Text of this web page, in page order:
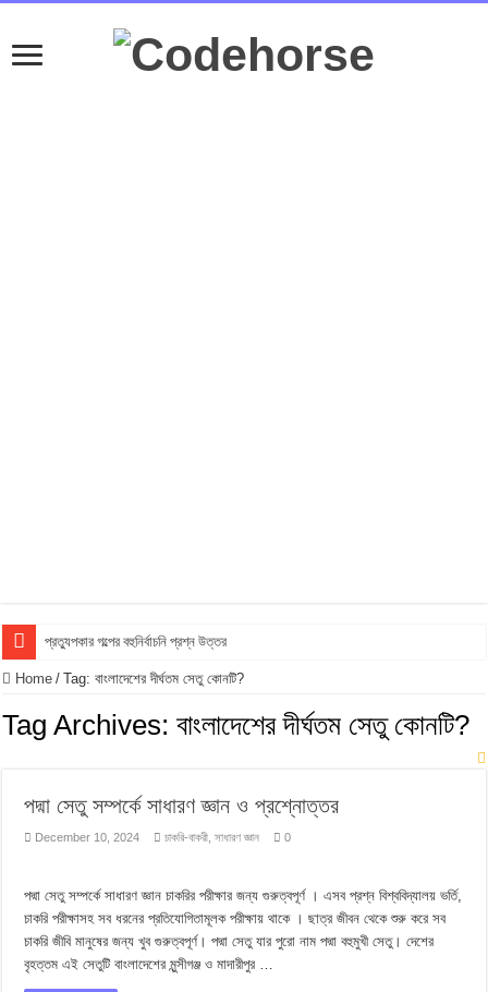
প্রত্যুপকার গল্পের বহুনির্বাচনি প্রশ্ন উত্তর
Top 10 Local Fashion Brands in Bangladesh : Specially for Ladies
সুভা গল্পের অনুধাবনমূলক প্রশ্ন উত্তর
SSC সুভা গল্পের বহুনির্বাচনি প্রশ্ন উত্তর
ফুলের বিবাহ গল্পের জ্ঞানমূলক প্রশ্ন উত্তর
ফুলের বিবাহ গল্পের সৃজনশীল প্রশ্ন উত্তর
SSC ফুলের বিবাহ গল্পের বহুনির্বাচনি প্রশ্ন উত্তর
Home / Tag:বাংলাদেশের দীর্ঘতম সেতু কোনটি?
Tag Archives:বাংলাদেশের দীর্ঘতম সেতু কোনটি?
পদ্মা সেতু সম্পর্কে সাধারণ জ্ঞান ও প্রশ্নোত্তর
December 10, 2024 চাকরি-বাকরী ,সাধারণ জ্ঞান 0
পদ্মা সেতু সম্পর্কে সাধারণ জ্ঞান চাকরির পরীক্ষার জন্য গুরুত্বপূর্ণ । এসব প্রশ্ন বিশ্ববিদ্যালয় ভর্তি,
চাকরি পরীক্ষাসহ সব ধরনের প্রতিযোগিতামূলক পরীক্ষায় থাকে । ছাত্র জীবন থেকে শুরু করে সব
চাকরি জীবি মানুষের জন্য খুব গুরুত্বপূর্ণ। পদ্মা সেতু যার পুরো নাম পদ্মা বহুমুখী সেতু। দেশের
বৃহত্তম এই সেতুটি বাংলাদেশের মুন্সীগঞ্জ ও মাদারীপুর …